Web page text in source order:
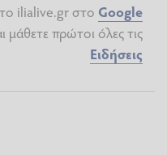
ilialive.gr στο Google
μάθετε πρώτοι όλες τις
Ειδήσεις